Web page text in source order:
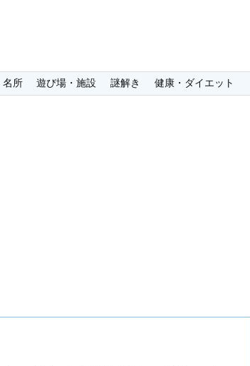
名所 遊び場・施設 謎解き 健康・ダイエット